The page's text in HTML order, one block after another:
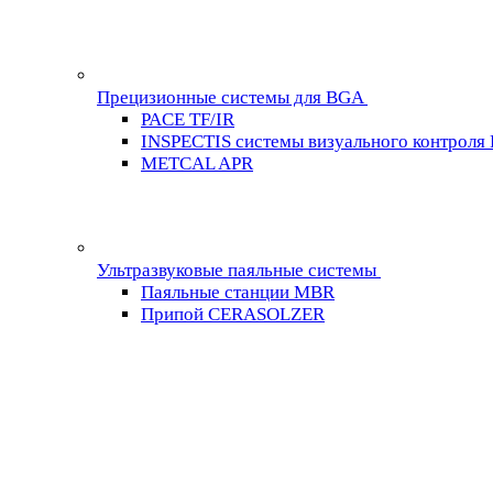
Прецизионные системы для BGA
PACE TF/IR
INSPECTIS системы визуального контроля
METCAL APR
Ультразвуковые паяльные системы
Паяльные станции MBR
Припой CERASOLZER